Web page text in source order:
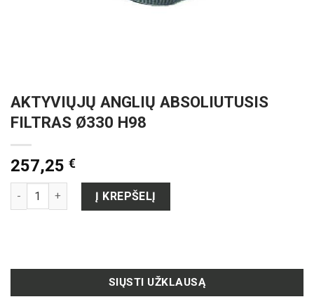
AKTYVIŲJŲ ANGLIŲ ABSOLIUTUSIS
FILTRAS Ø330 H98
257,25 €
produkto kiekis: AKTYVIŲJŲ ANGLIŲ ABSOLIUTUSIS FILTRAS
Į KREPŠELĮ
SIŲSTI UŽKLAUSĄ